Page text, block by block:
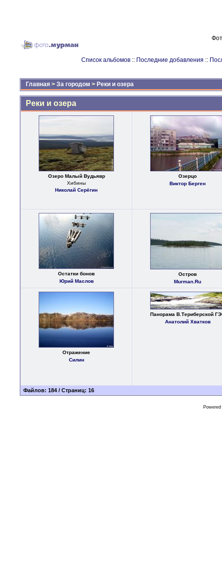
Список альбомов :: Последние добавления ::
Главная > За городом > Реки и озера
Реки и озера
Озеро Малый Вудьявр
Хибины
Николай Серёгин
Озерцо
Виктор Берген
Остатки бонов
Юрий Маслов
Остров
Murman.Ru
Отражение
Силин
Панорама В.Териберской
Анатолий Хватков
Файлов: 184 / Страниц: 16